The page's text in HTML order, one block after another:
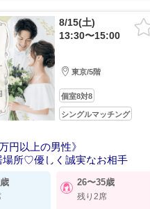
8/15(土)
13:30〜15:00
東京/5階
個室8対8
シングルマッチング
円以上の男性》
場所♡優しく誠実なお相手
26〜35歳
残り2席